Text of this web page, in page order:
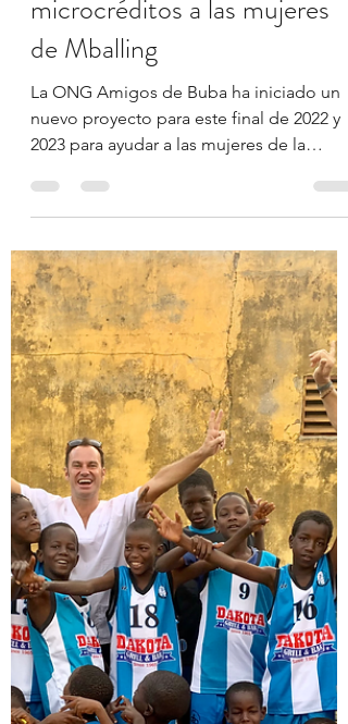
Amigos de Buba ayuda con
microcréditos a las mujeres
de Mballing
La ONG Amigos de Buba ha iniciado un
2023 para ayudar a las mujeres de la
población de Mballing....